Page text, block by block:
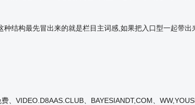
结构最先冒出来的就是栏目主词感,如果把入口型一起带
VIDEO.D8AAS.CLUB、BAYESIANDT,COM、